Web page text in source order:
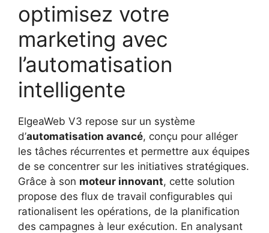
optimisez votre
marketing avec
l’automatisation
intelligente
ElgeaWeb V3 repose sur un système
d’automatisation avancé, conçu pour alléger
les tâches récurrentes et permettre aux équipes
de se concentrer sur les initiatives stratégiques.
Grâce à son moteur innovant, cette solution
propose des flux de travail configurables qui
rationalisent les opérations, de la planification
des campagnes à leur exécution. En analysant